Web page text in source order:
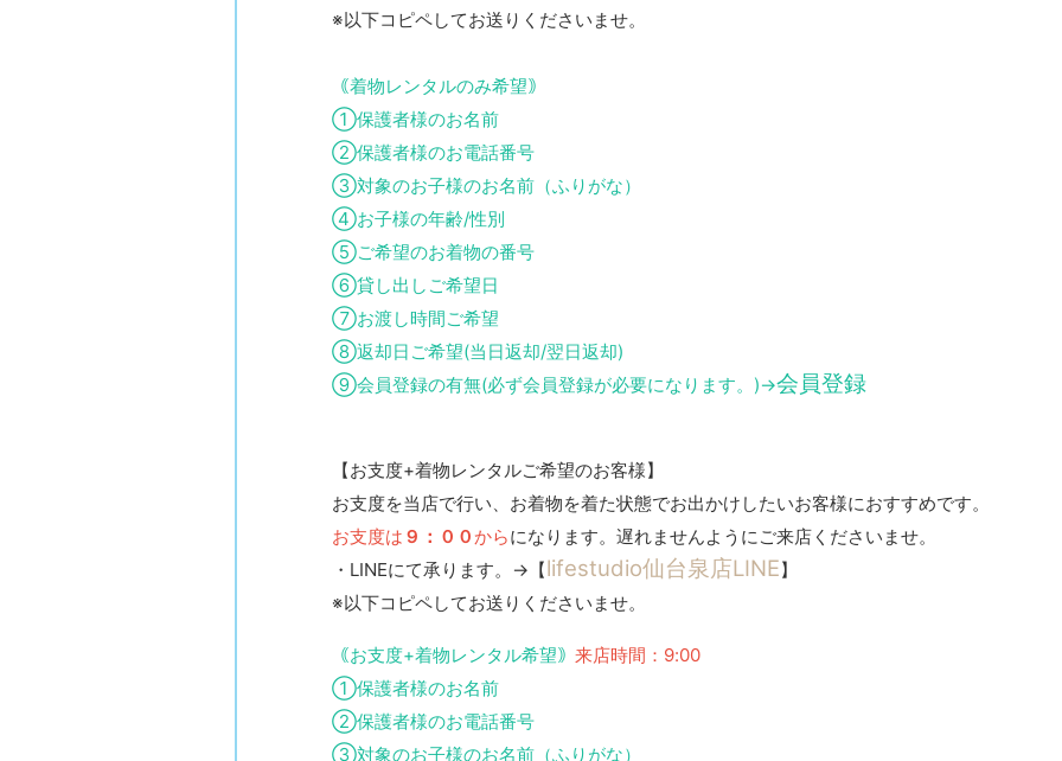
※以下コピペしてお送りくださいませ。
｟着物レンタルのみ希望｠
①保護者様のお名前
②保護者様のお電話番号
③対象のお子様のお名前（ふりがな）
④お子様の年齢/性別
⑤ご希望のお着物の番号
⑥貸し出しご希望日
⑦お渡し時間ご希望
⑧返却日ご希望(当日返却/翌日返却)
⑨会員登録の有無(必ず会員登録が必要になります。)→会員登録
【お支度+着物レンタルご希望のお客様】
お支度を当店で行い、お着物を着た状態でお出かけしたいお客様におすすめです。
お支度は ９：００からになります。遅れませんようにご来店くださいませ。
・LINEにて承ります。→【lifestudio仙台泉店LINE】
※以下コピペしてお送りくださいませ。
｟お支度+着物レンタル希望｠ 来店時間：9:00
①保護者様のお名前
②保護者様のお電話番号
③対象のお子様のお名前（ふりがな）